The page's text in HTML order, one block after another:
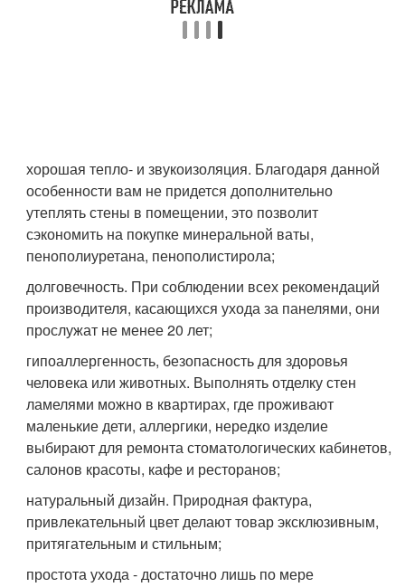
хорошая тепло- и звукоизоляция. Благодаря данной
особенности вам не придется дополнительно
утеплять стены в помещении, это позволит
сэкономить на покупке минеральной ваты,
пенополиуретана, пенополистирола;
долговечность. При соблюдении всех рекомендаций
производителя, касающихся ухода за панелями, они
прослужат не менее 20 лет;
гипоаллергенность, безопасность для здоровья
человека или животных. Выполнять отделку стен
ламелями можно в квартирах, где проживают
маленькие дети, аллергики, нередко изделие
выбирают для ремонта стоматологических кабинетов,
салонов красоты, кафе и ресторанов;
натуральный дизайн. Природная фактура,
привлекательный цвет делают товар эксклюзивным,
притягательным и стильным;
простота ухода - достаточно лишь по мере